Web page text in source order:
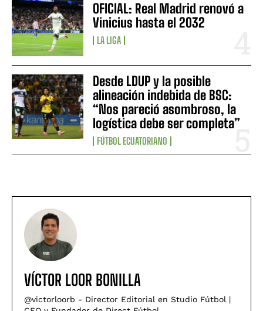
OFICIAL: Real Madrid renovó a
Vinicius hasta el 2032
LA LIGA
Desde LDUP y la posible
alineación indebida de BSC:
“Nos pareció asombroso, la
logística debe ser completa”
FÚTBOL ECUATORIANO
VÍCTOR LOOR BONILLA
@victorloorb - Director Editorial en Studio Fútbol |